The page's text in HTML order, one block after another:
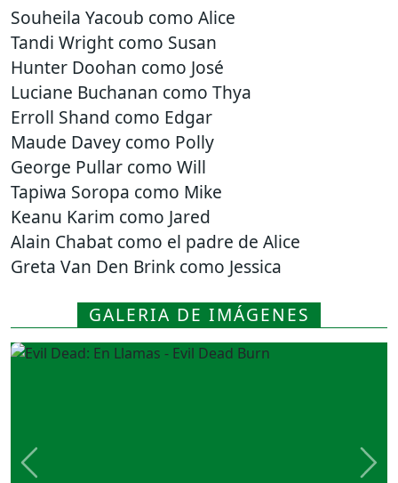
Souheila Yacoub como Alice
Tandi Wright como Susan
Hunter Doohan como José
Luciane Buchanan como Thya
Erroll Shand como Edgar
Maude Davey como Polly
George Pullar como Will
Tapiwa Soropa como Mike
Keanu Karim como Jared
Alain Chabat como el padre de Alice
Greta Van Den Brink como Jessica
GALERIA DE IMÁGENES
Previous Next